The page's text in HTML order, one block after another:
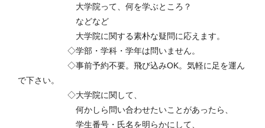
大学院って、何を学ぶところ？
などなど
大学院に関する素朴な疑問に応えます。
◇学部・学科・学年は問いません。
◇事前予約不要。飛び込みOK。気軽に足を運ん
で下さい。
◇大学院に関して、
何かしら問い合わせたいことがあったら、
学生番号・氏名を明らかにして、